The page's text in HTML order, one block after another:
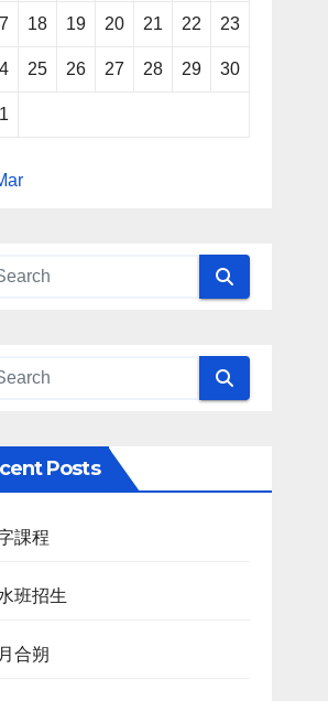
18 19 20 21 22 23
25 26 27 28 29 30
Posts
課程
班招生
合朔